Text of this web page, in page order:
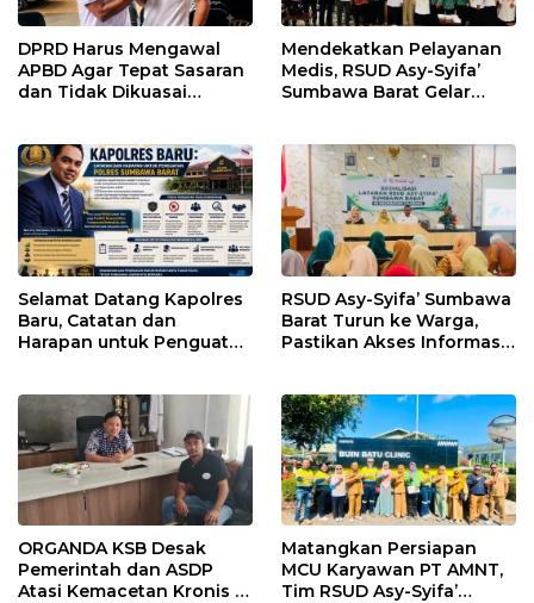
DPRD Harus Mengawal
APBD Agar Tepat Sasaran
dan Tidak Dikuasai
Mendekatkan Pelayanan
Medis, RSUD Asy-Syifa’
Sumbawa Barat Gelar
Selamat Datang Kapolres
Baru, Catatan dan
Harapan untuk Penguatan
RSUD Asy-Syifa’ Sumbawa
Barat Turun ke Warga,
Pastikan Akses Informasi
ORGANDA KSB Desak
Pemerintah dan ASDP
Atasi Kemacetan Kronis di
Matangkan Persiapan
MCU Karyawan PT AMNT,
Tim RSUD Asy-Syifa’